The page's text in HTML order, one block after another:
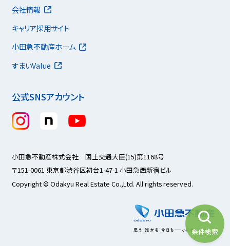
条件検索
公式SNSアカウント
会社情報
キャリア採用サイト
小田急不動産ホーム
すまいValue
小田急不動産株式会社 国土交通大臣(15)第1168号
〒151-0061 東京都渋谷区初台1-47-1 小田急西新宿ビル
Copyright © Odakyu Real Estate Co.,Ltd. All rights reserved.